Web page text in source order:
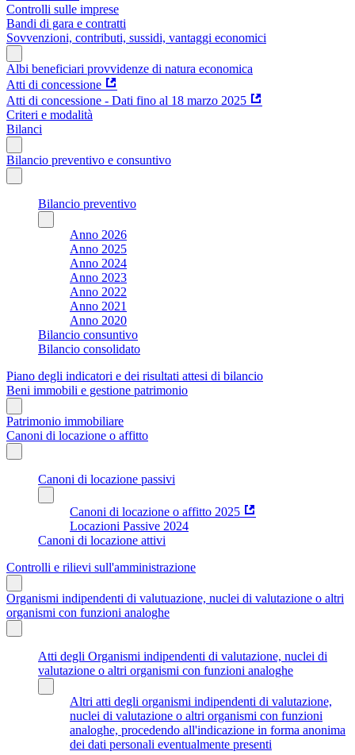
Controlli sulle imprese
Bandi di gara e contratti
Sovvenzioni, contributi, sussidi, vantaggi economici
Albi beneficiari provvidenze di natura economica
Atti di concessione
Atti di concessione - Dati fino al 18 marzo 2025
Criteri e modalità
Bilanci
Bilancio preventivo e consuntivo
Bilancio preventivo
Anno 2026
Anno 2025
Anno 2024
Anno 2023
Anno 2022
Anno 2021
Anno 2020
Bilancio consuntivo
Bilancio consolidato
Piano degli indicatori e dei risultati attesi di bilancio
Beni immobili e gestione patrimonio
Patrimonio immobiliare
Canoni di locazione o affitto
Canoni di locazione passivi
Canoni di locazione o affitto 2025
Locazioni Passive 2024
Canoni di locazione attivi
Controlli e rilievi sull'amministrazione
Organismi indipendenti di valutuazione, nuclei di valutazione o altri
organismi con funzioni analoghe
Atti degli Organismi indipendenti di valutazione, nuclei di
valutazione o altri organismi con funzioni analoghe
Altri atti degli organismi indipendenti di valutazione,
nuclei di valutazione o altri organismi con funzioni
analoghe, procedendo all'indicazione in forma anonima
dei dati personali eventualmente presenti